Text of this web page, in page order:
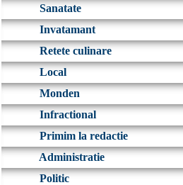
Sanatate
Invatamant
Retete culinare
Local
Monden
Infractional
Primim la redactie
Administratie
Politic